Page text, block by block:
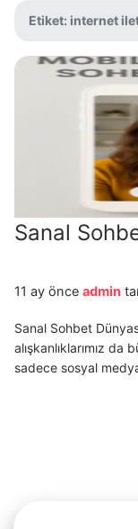
Etiket: internet
Sanal
11 ay önce admin
Sanal Sohbet
alışkanlıklarımız
sadece sosyal